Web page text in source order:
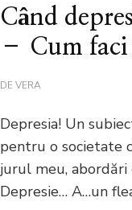
Când
– Cum faci
DEVERA
Depresia! Un
pentru o societate
jurul meu, abordări
Depresie… A…un